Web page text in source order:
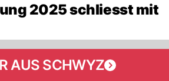
2025 schliesst mit
AUS SCHWYZ